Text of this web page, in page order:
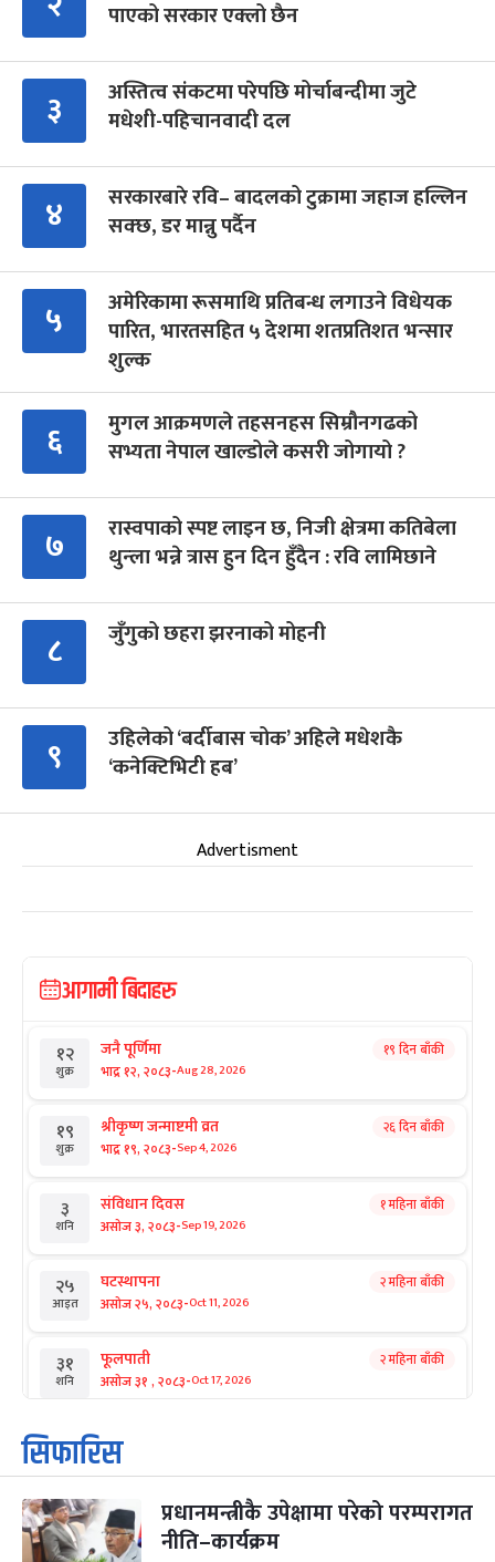
पाएको सरकार एक्लो छैन
३
अस्तित्व संकटमा परेपछि मोर्चाबन्दीमा जुटे
मधेशी-पहिचानवादी दल
४
सरकारबारे रवि– बादलको टुक्रामा जहाज हल्लिन
सक्छ, डर मान्नु पर्दैन
५
अमेरिकामा रूसमाथि प्रतिबन्ध लगाउने विधेयक
पारित, भारतसहित ५ देशमा शतप्रतिशत भन्सार
शुल्क
६
मुगल आक्रमणले तहसनहस सिम्रौनगढको
सभ्यता नेपाल खाल्डोले कसरी जोगायो ?
७
रास्वपाको स्पष्ट लाइन छ, निजी क्षेत्रमा कतिबेला
थुन्ला भन्ने त्रास हुन दिन हुँदैन : रवि लामिछाने
८ जुँगुको छहरा झरनाको मोहनी
९
उहिलेको ‘बर्दीबास चोक’ अहिले मधेशकै
‘कनेक्टिभिटी हब’
Advertisment
आगामी बिदाहरु
१२
शुक्र
जनै पूर्णिमा
भाद्र १२, २०८३-Aug 28, 2026
१९ दिन बाँकी
१९
शुक्र
श्रीकृष्ण जन्माष्टमी व्रत
भाद्र १९, २०८३-Sep 4, 2026
२६ दिन बाँकी
३
शनि
संविधान दिवस
असोज ३, २०८३-Sep 19, 2026
१ महिना बाँकी
२५
आइत
घटस्थापना
असोज २५, २०८३-Oct 11, 2026
२ महिना बाँकी
३१
शनि
फूलपाती
असोज ३१ , २०८३-Oct 17, 2026
२ महिना बाँकी
१
आइत
कार्तिक सङ्क्रान्ति
कार्तिक १, २०८३
३
मंगल
महानवमी
कार्तिक ३, २०८३-Oct 20, 2026
२ महिना बाँकी
सिफारिस
प्रधानमन्त्रीकै उपेक्षामा परेको परम्परागत
नीति–कार्यक्रम